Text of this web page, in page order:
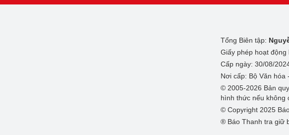
Tổng Biên tập:
Giấy phép hoạt
Cấp ngày: 30/08/
Nơi cấp: Bộ Văn hóa
© 2005-2026 Bản
hình thức nếu không
© Copyright 2025
® Báo Thanh tra giữ